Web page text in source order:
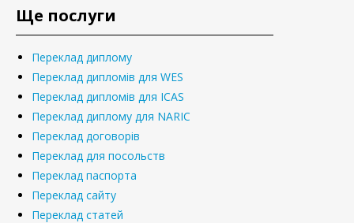
Ще послуги
Переклад диплому
Переклад дипломів для WES
Переклад дипломів для ICAS
Переклад диплому для NARIC
Переклад договорів
Переклад для посольств
Переклад паспорта
Переклад сайту
Переклад статей